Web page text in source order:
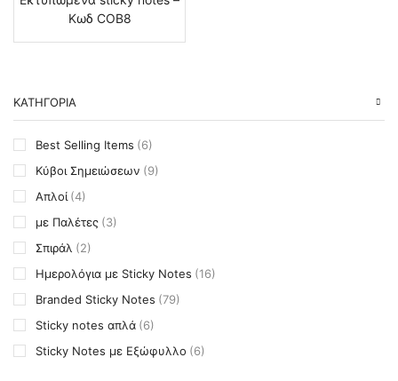
Κωδ COB8
ΚΑΤΗΓΟΡΙΑ
Best Selling Items (6)
Κύβοι Σημειώσεων (9)
Απλοί (4)
με Παλέτες (3)
Σπιράλ (2)
Ημερολόγια με Sticky Notes (16)
Branded Sticky Notes (79)
Sticky notes απλά (6)
Sticky Notes με Εξώφυλλο (6)